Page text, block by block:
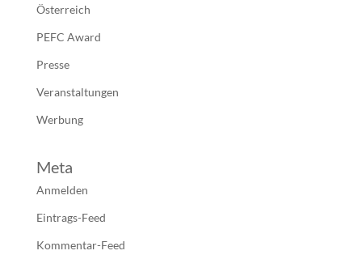
Österreich
PEFC Award
Presse
Veranstaltungen
Werbung
Meta
Anmelden
Eintrags-Feed
Kommentar-Feed